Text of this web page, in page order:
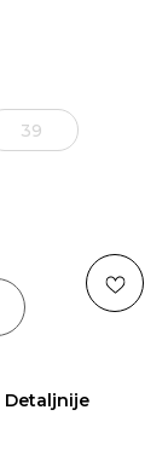
39
Detaljnije